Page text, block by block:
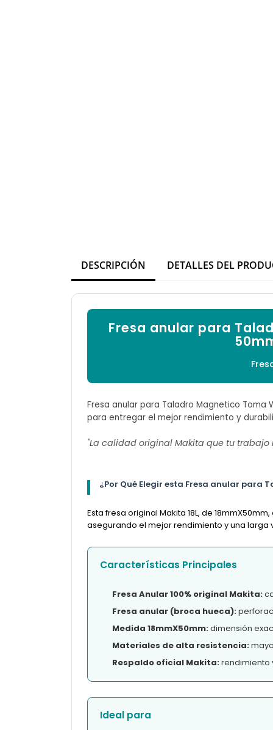
DESCRIPCIÓN DETALLES DEL
Fresa anular para
Fresa anular para Taladro Magnetico Toma
para entregar el mejor rendimiento y
"La calidad original Makita que tu trabajo
¿Por Qué Elegir esta Fresa anular para
Esta fresa original Makita 18L, de
asegurando el mejor rendimiento y una larga
Características Principales
Fresa Anular 100% original Makita:
Fresa anular (broca hueca):
Medida 18mmX50mm:dimensión
Materiales de alta resistencia:
Respaldo oficial Makita:rendimiento
Ideal para